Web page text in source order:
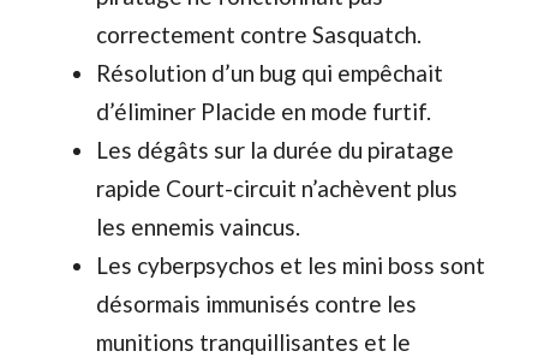
correctement contre Sasquatch.
Résolution d’un bug qui empêchait
d’éliminer Placide en mode furtif.
Les dégâts sur la durée du piratage
rapide Court-circuit n’achèvent plus
les ennemis vaincus.
Les cyberpsychos et les mini boss sont
désormais immunisés contre les
munitions tranquillisantes et le